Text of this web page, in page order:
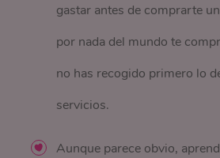
gastar antes de comprarte
por nada del mundo te
no has recogido primero lo
servicios.
Aunque parece obvio,